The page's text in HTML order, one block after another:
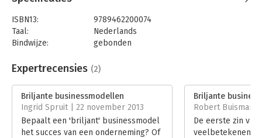
prijzen.
ISBN13:
9789462200074
Taal:
Nederlands
Bindwijze:
gebonden
Uitgever:
Boom
Verschijningsdatum:
8-1-2019
Hoofdrubriek:
Strategisch management
Serie:
Briljante businessmodellen
Expertrecensies (2)
Briljante businessmodellen
Ingrid Spruit | 22 november 2013
Bepaalt een 'briljant' businessmodel
het succes van een onderneming? Of
Briljante
Robert Buisman |
De eerste zin
veelbetekenend: